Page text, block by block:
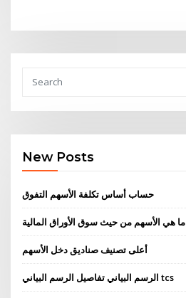
New Posts
حساب أساس تكلفة الأسهم التفوق
ما هي الأسهم من حيث سوق الأوراق المالية
أعلى تصنيف صناديق دخل الأسهم
الرسم البياني تفاصيل الرسم البياني tcs